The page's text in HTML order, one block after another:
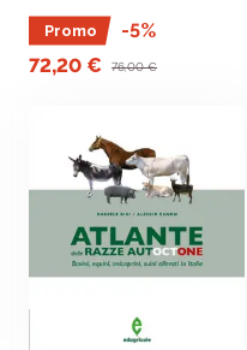
Italia, comprese quelle non più
segnalate da tempo, unendo
quelle avicole (polli, tacchini,
faraone, anatre, oche, colombi e
Promo
-5%
72,20 €
76,00 €